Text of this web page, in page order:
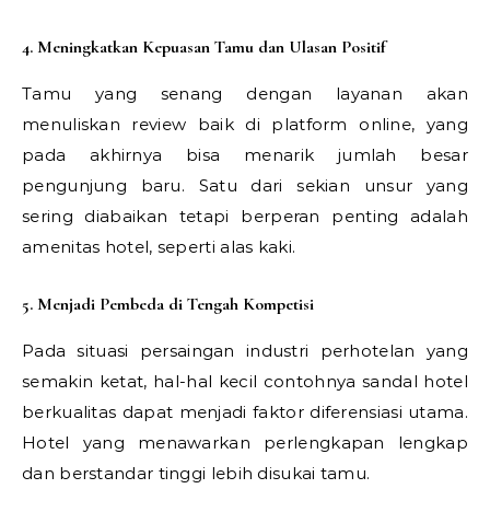
4. Meningkatkan Kepuasan Tamu dan Ulasan Positif
Tamu yang senang dengan layanan akan
menuliskan review baik di platform online, yang
pada akhirnya bisa menarik jumlah besar
pengunjung baru. Satu dari sekian unsur yang
sering diabaikan tetapi berperan penting adalah
amenitas hotel, seperti alas kaki.
5. Menjadi Pembeda di Tengah Kompetisi
Pada situasi persaingan industri perhotelan yang
semakin ketat, hal-hal kecil contohnya sandal hotel
berkualitas dapat menjadi faktor diferensiasi utama.
Hotel yang menawarkan perlengkapan lengkap
dan berstandar tinggi lebih disukai tamu.